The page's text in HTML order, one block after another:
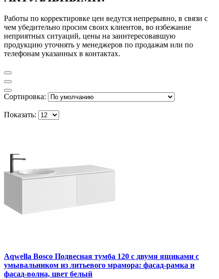
Работы по корректировке цен ведутся непрерывно, в связи с
чем убедительно просим своих клиентов, во избежание
неприятных ситуаций, цены на заинтересовавшую
продукцию уточнять у менеджеров по продажам или по
телефонам указанных в контактах.
Сортировка:
Показать:
Aqwella Bosco Подвесная тумба 120 с двумя ящиками с
умывальником из литьевого мрамора: фасад-рамка и
фасад-волна, цвет белый